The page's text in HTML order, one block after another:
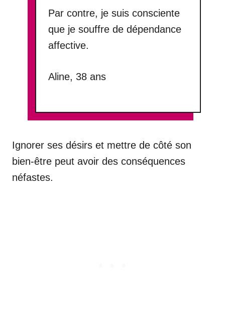
Par contre, je suis consciente
que je souffre de dépendance
affective.
Aline, 38 ans
Ignorer ses désirs et mettre de côté son
bien-être peut avoir des conséquences
néfastes.